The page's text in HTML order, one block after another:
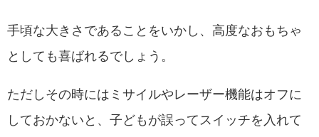
手頃な大きさであることをいかし、高度なおもちゃ
としても喜ばれるでしょう。
ただしその時にはミサイルやレーザー機能はオフに
しておかないと、子どもが誤ってスイッチを入れて